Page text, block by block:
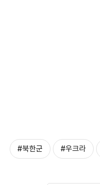
#북한군 #우크라